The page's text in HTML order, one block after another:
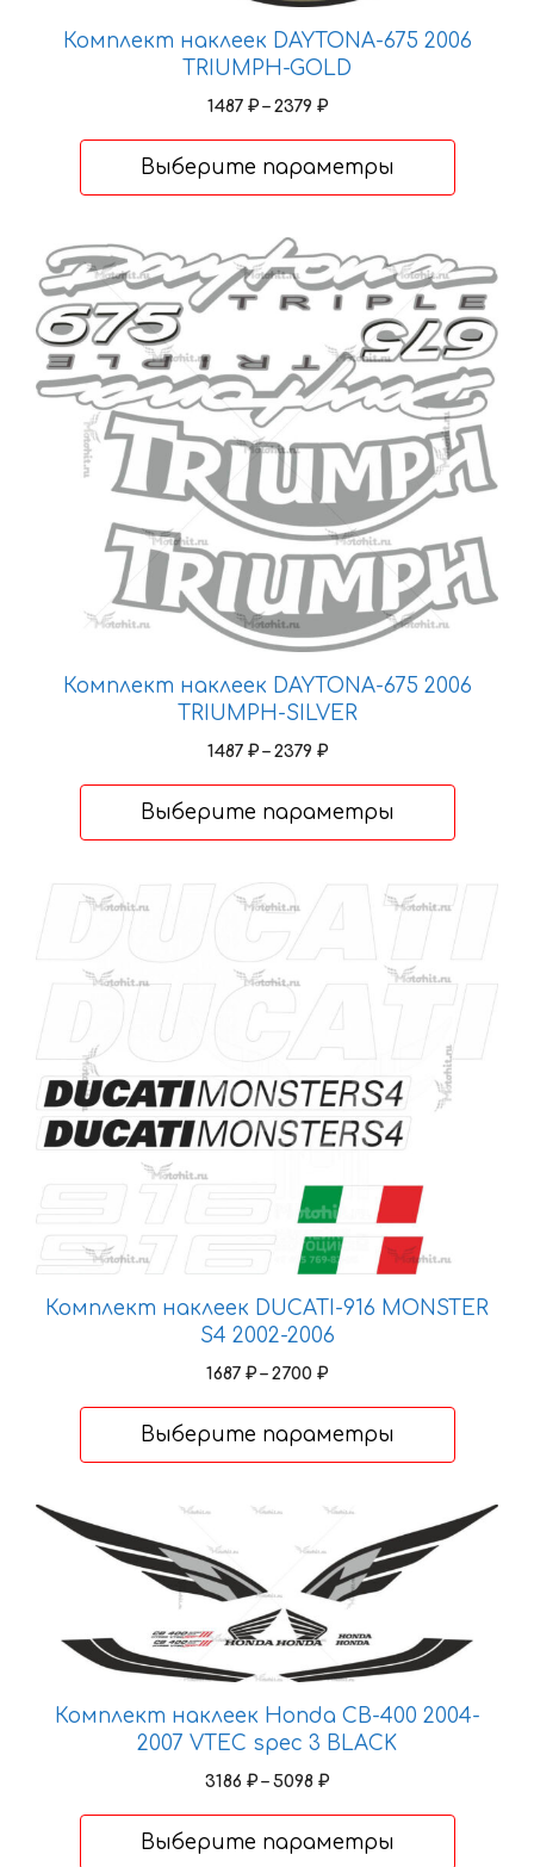
Комплект наклеек DAYTONA-675 2006
TRIUMPH-GOLD
1487 ₽ – 2379 ₽Диапазон
–
Выберите параметры
Комплект наклеек DAYTONA-675 2006
TRIUMPH-SILVER
1487 ₽ – 2379 ₽Диапазон
–
Выберите параметры
Этот
товар
имеет
несколько
вариаций.
Опции
можно
выбрать
странице
товара.
Комплект наклеек DUCATI-916 MONSTER
S4 2002-2006
1687 ₽ – 2700 ₽Диапазон
–
Выберите параметры
Этот
имеет
несколько
Опции
можно
выбрать
на
странице
товара.
Комплект наклеек Honda CB-400 2004-
2007 VTEC spec 3 BLACK
3186 ₽ – 5098 ₽Диапазон
–
Выберите параметры
Этот
товар
вариаций.
Опции
выбрать
товара.